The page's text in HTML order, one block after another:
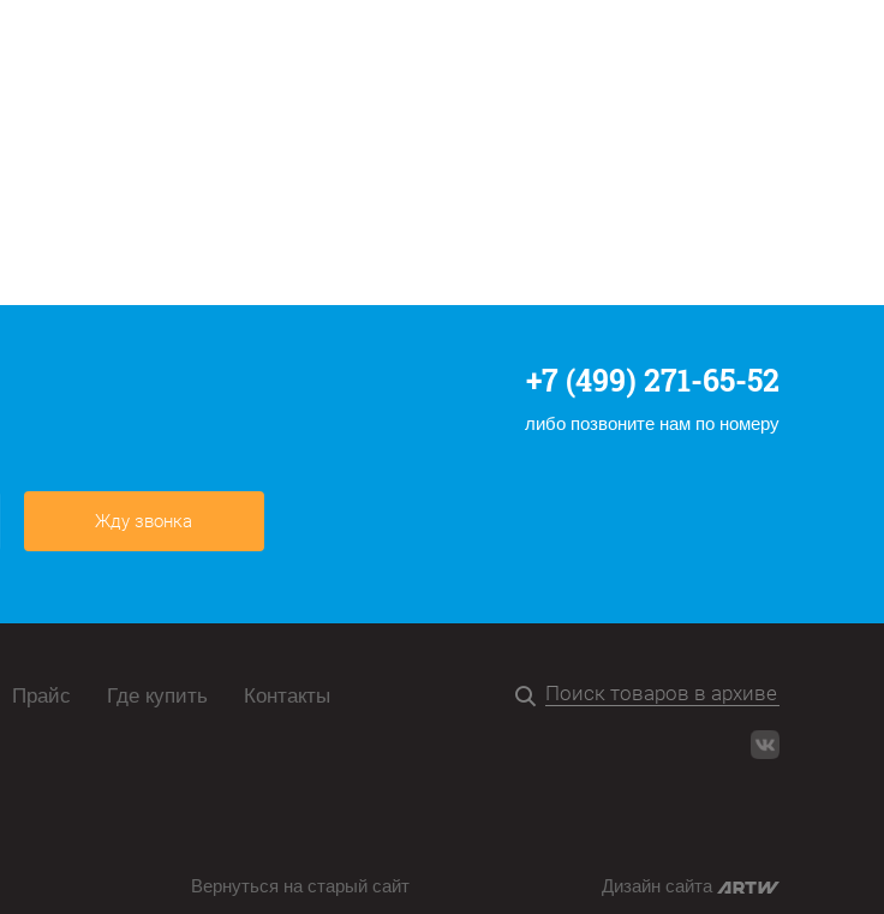
+7 (499) 271-65-52
либо позвоните нам по номеру
Жду звонка
Прайс Где купить Контакты
Вернуться на старый сайт Дизайн сайта